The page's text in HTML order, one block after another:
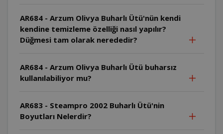
AR684 - Arzum Olivya Buharlı Ütü'nün kendi
kendine temizleme özelliği nasıl yapılır?
Düğmesi tam olarak nerededir?
AR684 - Arzum Olivya Buharlı Ütü buharsız
kullanılabiliyor mu?
AR683 - Steampro 2002 Buharlı Ütü'nin
Boyutları Nelerdir?